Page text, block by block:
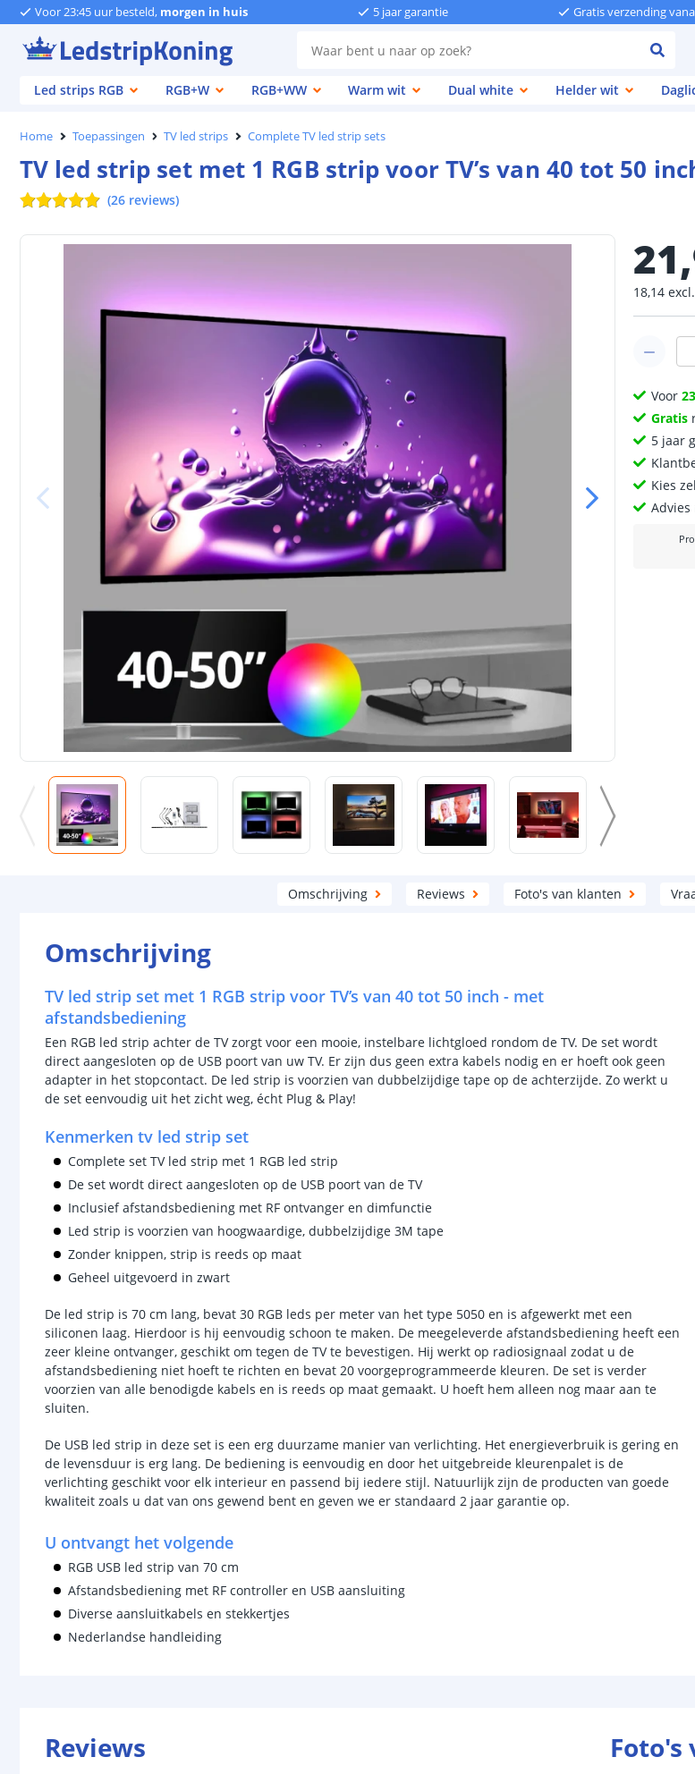
Voor 23:45 uur besteld, morgen in huis 5 jaar garantie Gratis verzending
Led strips RGB
RGB+W RGB+WW Warm wit Dual white Helder wit
Home Toepassingen TV led strips Complete TV led strip sets
TV led strip set met 1 RGB strip voor TV’s van 40 tot 50
(26 reviews)
21,
18,14 excl.
Voor
Gratis
5 jaar
Kies
Omschrijving Reviews Foto's van klanten
Omschrijving
TV led strip set met 1 RGB strip voor TV’s van 40 tot 50 inch - met
afstandsbediening
Een RGB led strip achter de TV zorgt voor een mooie, instelbare lichtgloed rondom de TV. De set wordt
direct aangesloten op de USB poort van uw TV. Er zijn dus geen extra kabels nodig en er hoeft ook geen
adapter in het stopcontact. De led strip is voorzien van dubbelzijdige tape op de achterzijde. Zo werkt u
de set eenvoudig uit het zicht weg, écht Plug & Play!
Kenmerken tv led strip set
Complete set TV led strip met 1 RGB led strip
De set wordt direct aangesloten op de USB poort van de TV
Inclusief afstandsbediening met RF ontvanger en dimfunctie
Led strip is voorzien van hoogwaardige, dubbelzijdige 3M tape
Zonder knippen, strip is reeds op maat
Geheel uitgevoerd in zwart
De led strip is 70 cm lang, bevat 30 RGB leds per meter van het type 5050 en is afgewerkt met een
siliconen laag. Hierdoor is hij eenvoudig schoon te maken. De meegeleverde afstandsbediening heeft een
zeer kleine ontvanger, geschikt om tegen de TV te bevestigen. Hij werkt op radiosignaal zodat u de
afstandsbediening niet hoeft te richten en bevat 20 voorgeprogrammeerde kleuren. De set is verder
voorzien van alle benodigde kabels en is reeds op maat gemaakt. U hoeft hem alleen nog maar aan te
sluiten.
De USB led strip in deze set is een erg duurzame manier van verlichting. Het energieverbruik is gering en
de levensduur is erg lang. De bediening is eenvoudig en door het uitgebreide kleurenpalet is de
verlichting geschikt voor elk interieur en passend bij iedere stijl. Natuurlijk zijn de producten van goede
kwaliteit zoals u dat van ons gewend bent en geven we er standaard 2 jaar garantie op.
U ontvangt het volgende
RGB USB led strip van 70 cm
Afstandsbediening met RF controller en USB aansluiting
Diverse aansluitkabels en stekkertjes
Nederlandse handleiding
Reviews Foto's